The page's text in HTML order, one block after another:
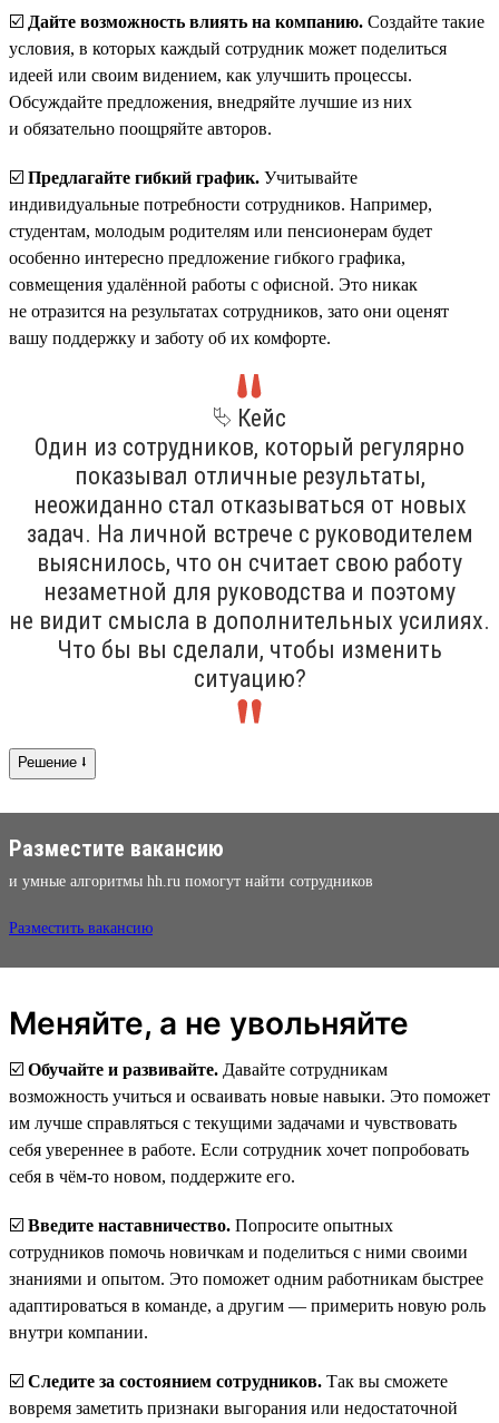
☑️ Дайте возможность влиять на компанию. Создайте такие
условия, в которых каждый сотрудник может поделиться
идеей или своим видением, как улучшить процессы.
Обсуждайте предложения, внедряйте лучшие из них
и обязательно поощряйте авторов.
☑️ Предлагайте гибкий график. Учитывайте
индивидуальные потребности сотрудников. Например,
студентам, молодым родителям или пенсионерам будет
особенно интересно предложение гибкого графика,
совмещения удалённой работы с офисной. Это никак
не отразится на результатах сотрудников, зато они оценят
вашу поддержку и заботу об их комфорте.
⮱ Кейс
Один из сотрудников, который регулярно
показывал отличные результаты,
неожиданно стал отказываться от новых
задач. На личной встрече с руководителем
выяснилось, что он считает свою работу
незаметной для руководства и поэтому
не видит смысла в дополнительных усилиях.
Что бы вы сделали, чтобы изменить
ситуацию?
Решение ⭣
Разместите вакансию
и умные алгоритмы hh.ru помогут найти сотрудников
Разместить вакансию
Меняйте, а не увольняйте
☑️ Обучайте и развивайте. Давайте сотрудникам
возможность учиться и осваивать новые навыки. Это поможет
им лучше справляться с текущими задачами и чувствовать
себя увереннее в работе. Если сотрудник хочет попробовать
себя в чём-то новом, поддержите его.
☑️ Введите наставничество. Попросите опытных
сотрудников помочь новичкам и поделиться с ними своими
знаниями и опытом. Это поможет одним работникам быстрее
адаптироваться в команде, а другим — примерить новую роль
внутри компании.
☑️ Следите за состоянием сотрудников. Так вы сможете
вовремя заметить признаки выгорания или недостаточной